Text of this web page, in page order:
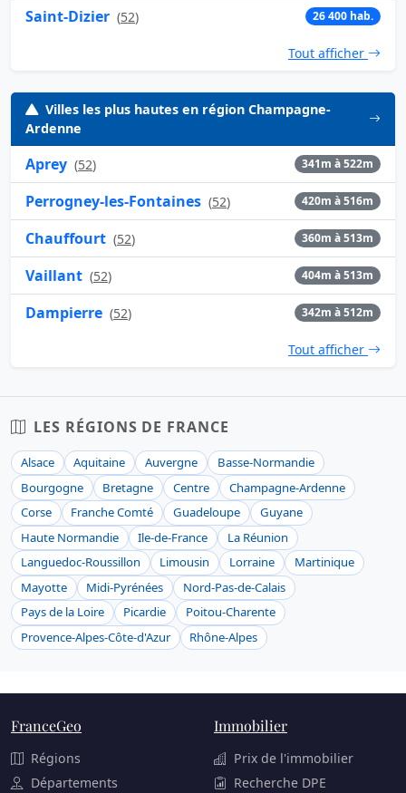
Saint-Dizier (52) 26 400 hab.
Tout afficher
Villes les plus hautes en région Champagne-
Ardenne
Aprey (52) 341m à 522m
Perrogney-les-Fontaines (52) 420m à 516m
Chauffourt (52) 360m à 513m
Vaillant (52) 404m à 513m
Dampierre (52) 342m à 512m
Tout afficher
LES RÉGIONS DE FRANCE
Alsace Aquitaine Auvergne
Basse-Normandie
Bourgogne
Bretagne Centre
Champagne-Ardenne
Corse
Franche Comté Guadeloupe
Guyane
Haute Normandie
Ile-de-France
La Réunion
Languedoc-Roussillon
Limousin Lorraine
Martinique
Mayotte
Midi-Pyrénées
Nord-Pas-de-Calais
Pays de la Loire
Picardie
Poitou-Charente
Provence-Alpes-Côte-d'Azur
Rhône-Alpes
FranceGeo
Régions
Départements
Immobilier
Prix de l'immobilier
Recherche DPE